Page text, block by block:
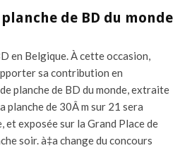
de BD du monde
en Belgique. À cette occasion,
sa contribution en
planche de BD du monde, extraite
planche de 30Â m sur 21 sera
et exposée sur la Grand Place de
soir. à‡a change du concours